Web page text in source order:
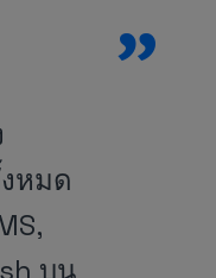
”
หมด
บน